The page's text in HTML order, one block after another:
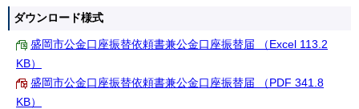
ダウンロード様式
盛岡市公金口座振替依頼書兼公金口座振替届 （Excel 113.2
KB）
盛岡市公金口座振替依頼書兼公金口座振替届 （PDF 341.8
KB）